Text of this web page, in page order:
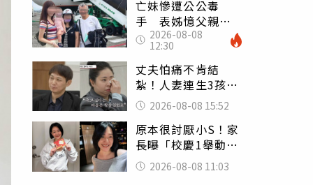
亡妹慘遭公公毒
手 表姊憶父親節
前夕：小舅舅仍到
殯儀館陪她說話
2026-08-08
12:30
丈夫怕痛不肯結
紮！人妻連生3孩
控遭家暴淚喊：真
的好累
2026-08-08 15:52
原本很討厭小S！家
長曝「校慶1舉動」
讓她徹底改觀 網
友洗版認證
2026-08-08 11:03